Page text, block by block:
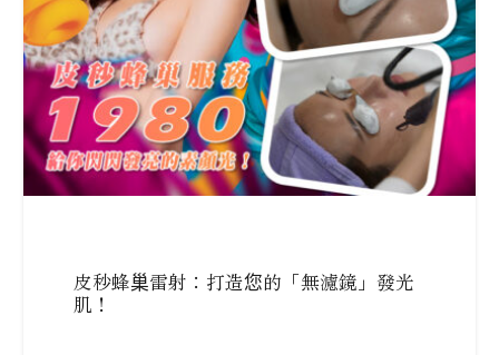
皮秒蜂巢雷射：打造您的「無濾鏡」發光
肌！